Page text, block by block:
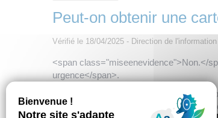
Peut-on obtenir une
Vérifié le 18/04/2025 - Direction de
<span class="miseenevidence">Non.</
urgence</span>.
Seul un <span
(motif d'ordre médical ou humanitaire ou